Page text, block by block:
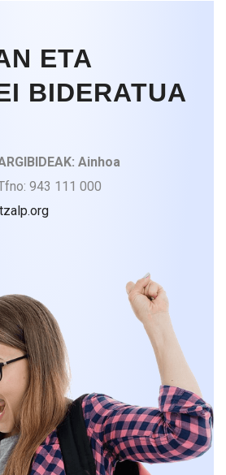
ETA
BIDERATUA
Ainhoa
943 111 000